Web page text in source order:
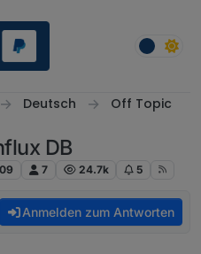
Deutsch
Off Topic
DB
7 24.7k 5
Anmelden zum Antworten